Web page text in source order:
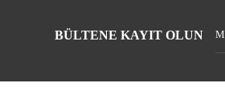
BÜLTENE KAYIT OLUN